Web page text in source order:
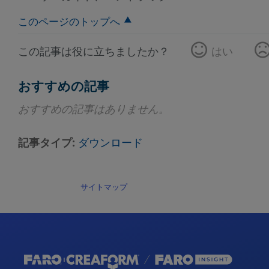
このページのトップへ
この記事は役に立ちましたか？ はい
おすすめの記事
おすすめの記事はありません。
記事タイプ ダウンロード
サイトマップ